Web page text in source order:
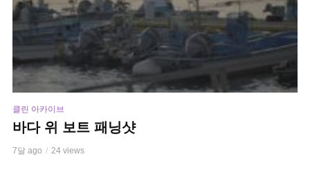
클린 아카이브
바다 위 보트 패닝샷
7달 ago 24 views